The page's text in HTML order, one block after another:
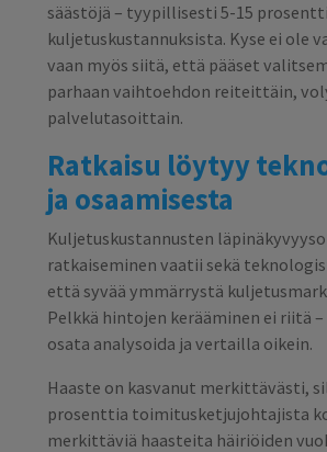
säästöjä – tyypillisesti 5-15
kuljetuskustannuksista. Kyse ei ole
vaan myös siitä, että pääset
parhaan vaihtoehdon reiteittäin,
palvelutasoittain.
Ratkaisu löytyy
ja osaamisesta
Kuljetuskustannusten
ratkaiseminen vaatii sekä
että syvää ymmärrystä
Pelkkä hintojen kerääminen ei riitä
osata analysoida ja vertailla oikein.
Haaste on kasvanut merkittävästi,
prosenttia toimitusketjujohtajista
merkittäviä haasteita häiriöiden